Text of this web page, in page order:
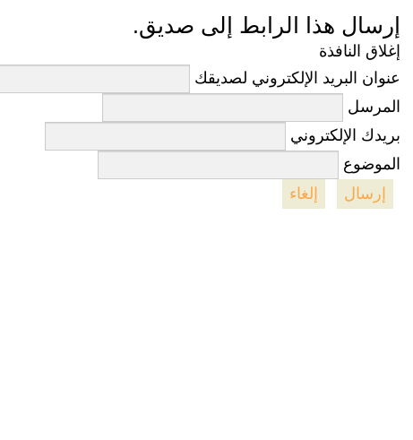
إرسال هذا الرابط إلى صديق.
إغلاق النافذة
عنوان البريد الإلكتروني لصديقك
المرسل
بريدك الإلكتروني
الموضوع
إرسال
إلغاء